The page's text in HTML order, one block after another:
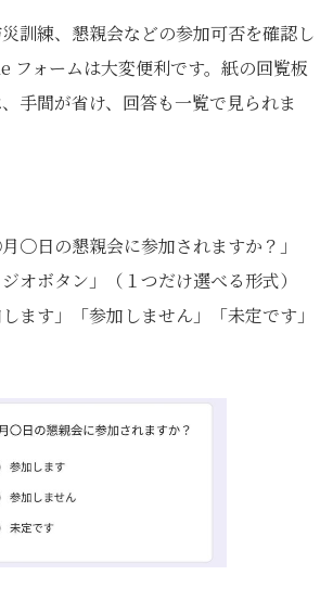
訓練、懇親会などの参加可否を確認し
フォームは大変便利です。紙の回覧板
手間が省け、回答も一覧で見られま
〇日の懇親会に参加されますか？」
オボタン」（１つだけ選べる形式）
ます」「参加しません」「未定です」